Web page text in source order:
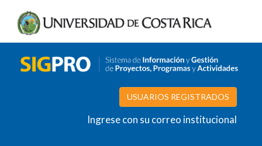
USUARIOS REGISTRADOS
Ingrese con su correo institucional